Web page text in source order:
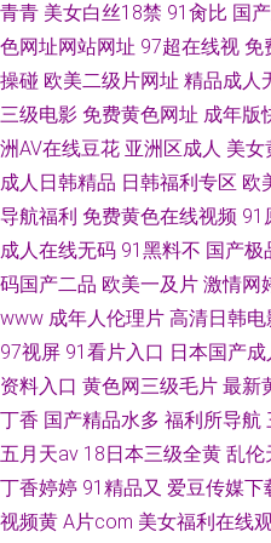
青青 美女白丝18禁 91肏比 国
色网址网站网址 97超在线视 免
操碰 欧美二级片网址 精品成人
三级电影 免费黄色网址 成年版
洲AV在线豆花 亚洲区成人 美女
成人日韩精品 日韩福利专区 欧
导航福利 免费黄色在线视频 91
成人在线无码 91黑料不 国产极
码国产二品 欧美一及片 激情网
www 成年人伦理片 高清日韩电
97视屏 91看片入口 日本国产
资料入口 黄色网三级毛片 最新
丁香 国产精品水多 福利所导航
五月天av 18日本三级全黄 乱伦
丁香婷婷 91精品又 爱豆传媒下
视频黄 A片com 美女福利在线